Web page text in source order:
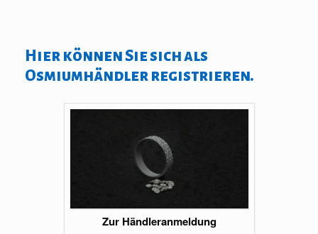
Hier können Sie sich als
Osmiumhändler registrieren.
Zur Händleranmeldung